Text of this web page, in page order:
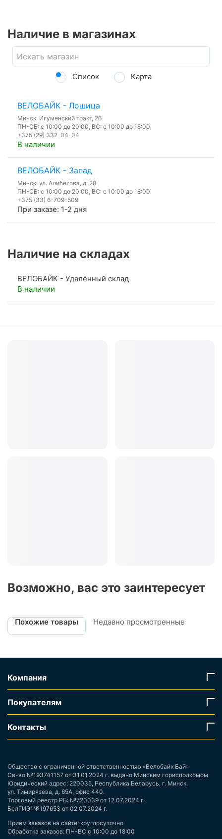
Наличие в магазинах
Список Карта
ВЕЛОБАЙК - Лошица
Минск, Игуменский тракт, 26
ПН-СБ: с 10:00 до 20:00, ВС: с 10:00 до 18:00
+375 (29) 332-04-04
В наличии
ВЕЛОБАЙК - Запад
Минск, ул. Алибегова, д. 28
ПН-СБ: с 10:00 до 20:00, ВС: с 10:00 до 18:00
+375 (33) 6-709-509
При заказе: 1-2 дня
Наличие на складах
ВЕЛОБАЙК - Удалённый склад
В наличии
Возможно, вас это заинтересует
Похожие товары Недавно просмотренные
Компания
Покупателям
Контакты
Общество с ограниченной ответственностью «Велобайк Бай»
Св-во №193741157 от 31.01.2024 г. выдано Минским горисполкомом
Юридический адрес: 220035, Республика Беларусь, г. Минск,
ул. Тимирязева, д. 65А, офис 440.
Торговый реестр РБ: №720039 от 12.07.2024 г.
БелГИЭ: №197653 от 02.07.2024 г.
Приём заказов на сайте: круглосуточно
Обработка заказов: ПН-ВС с 10:00 до 18:00